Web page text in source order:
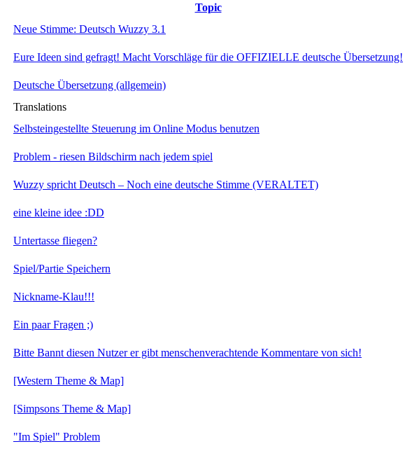
Topic
Neue Stimme: Deutsch Wuzzy 3.1
Eure Ideen sind gefragt! Macht Vorschläge für die OFFIZIELLE deutsche Übersetzung!
Deutsche Übersetzung (allgemein)
Translations
Selbsteingestellte Steuerung im Online Modus benutzen
Problem - riesen Bildschirm nach jedem spiel
Wuzzy spricht Deutsch – Noch eine deutsche Stimme (VERALTET)
eine kleine idee :DD
Untertasse fliegen?
Spiel/Partie Speichern
Nickname-Klau!!!
Ein paar Fragen ;)
Bitte Bannt diesen Nutzer er gibt menschenverachtende Kommentare von sich!
[Western Theme & Map]
[Simpsons Theme & Map]
"Im Spiel" Problem